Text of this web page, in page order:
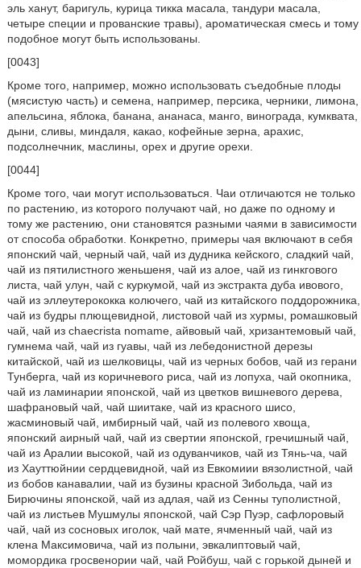
эль ханут, баригуль, курица тикка масала, тандури масала,
четыре специи и прованские травы), ароматическая смесь и тому
подобное могут быть использованы.
[0043]
Кроме того, например, можно использовать съедобные плоды
(мясистую часть) и семена, например, персика, черники, лимона,
апельсина, яблока, банана, ананаса, манго, винограда, кумквата,
дыни, сливы, миндаля, какао, кофейные зерна, арахис,
подсолнечник, маслины, орех и другие орехи.
[0044]
Кроме того, чаи могут использоваться. Чаи отличаются не только
по растению, из которого получают чай, но даже по одному и
тому же растению, они становятся разными чаями в зависимости
от способа обработки. Конкретно, примеры чая включают в себя
японский чай, черный чай, чай из дудника кейского, сладкий чай,
чай из пятилистного женьшеня, чай из алое, чай из гинкгового
листа, чай улун, чай с куркумой, чай из экстракта дуба ивового,
чай из эллеутерококка колючего, чай из китайского поддорожника,
чай из будры плющевидной, листовой чай из хурмы, ромашковый
чай, чай из chaecrista nomame, айвовый чай, хризантемовый чай,
гумнема чай, чай из гуавы, чай из лебедонистной дерезы
китайской, чай из шелковицы, чай из черных бобов, чай из герани
Тунберга, чай из коричневого риса, чай из лопуха, чай окопника,
чай из ламинарии японской, чай из цветков вишневого дерева,
шафрановый чай, чай шиитаке, чай из красного шисо,
жасминовый чай, имбирный чай, чай из полевого хвоща,
японский аирный чай, чай из свертии японской, гречишный чай,
чай из Аралии высокой, чай из одуванчиков, чай из Тянь-ча, чай
из Хауттюйнии сердцевидной, чай из Евкомиии вязолистной, чай
из бобов канавалии, чай из бузины красной Зибольда, чай из
Бирючины японской, чай из адлая, чай из Сенны туполистной,
чай из листьев Мушмулы японской, чай Сэр Пуэр, сафлоровый
чай, чай из сосновых иголок, чай мате, ячменный чай, чай из
клена Максимовича, чай из полыни, эвкалиптовый чай,
момордика гросвенории чай, чай Ройбуш, чай с горькой дыней и